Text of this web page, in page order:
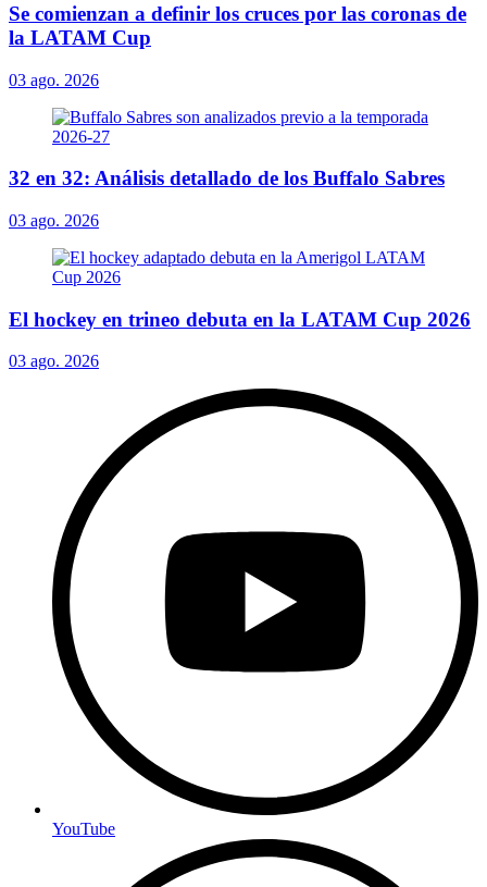
Se comienzan a definir los cruces por las coronas de
la LATAM Cup
03 ago. 2026
32 en 32: Análisis detallado de los Buffalo Sabres
03 ago. 2026
El hockey en trineo debuta en la LATAM Cup 2026
03 ago. 2026
YouTube